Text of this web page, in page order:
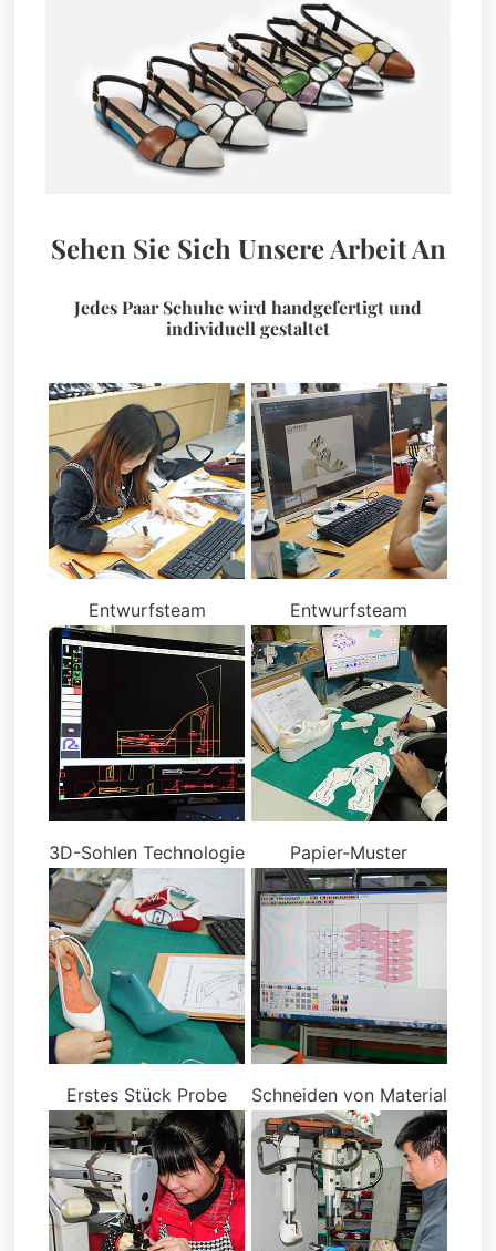
Sehen Sie Sich Unsere Arbeit An
Jedes Paar Schuhe wird handgefertigt und
individuell gestaltet
Entwurfsteam Entwurfsteam
3D-Sohlen Technologie Papier-Muster
Erstes Stück Probe Schneiden von Material